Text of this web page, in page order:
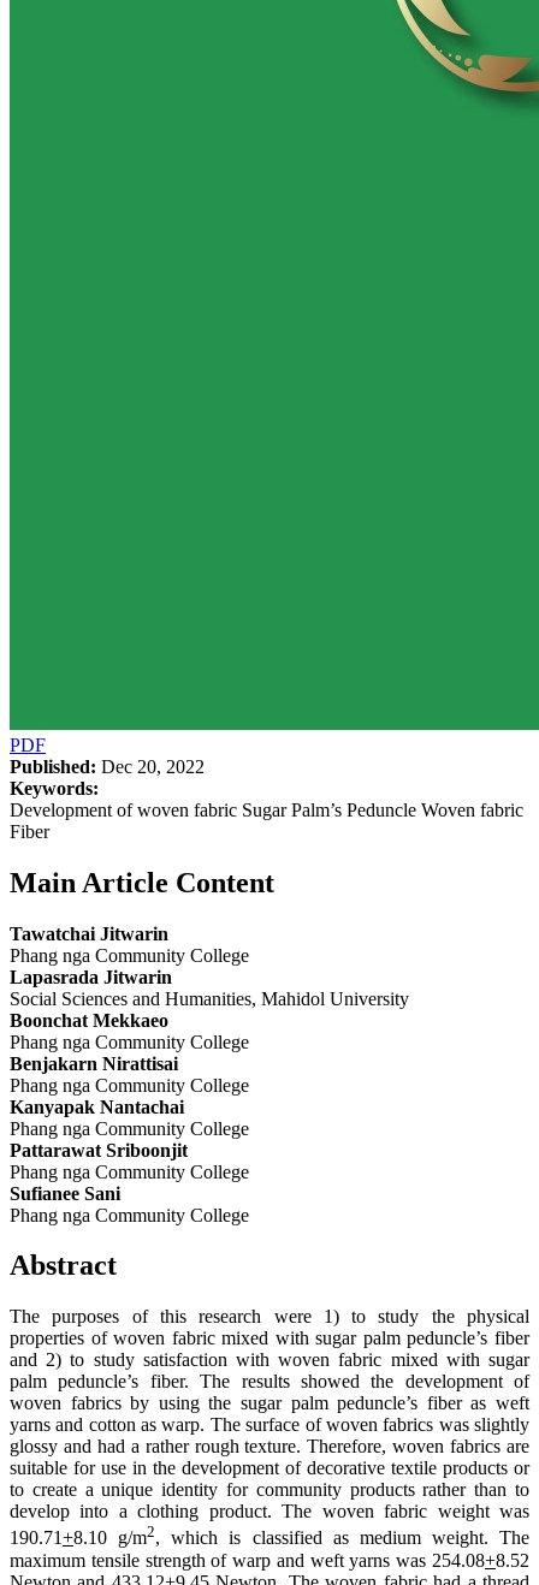
PDF
Published: Dec 20, 2022
Keywords:
Development of woven fabric Sugar Palm’s Peduncle Woven fabric
Fiber
Main Article Content
Tawatchai Jitwarin
Phang nga Community College
Lapasrada Jitwarin
Social Sciences and Humanities, Mahidol University
Boonchat Mekkaeo
Phang nga Community College
Benjakarn Nirattisai
Phang nga Community College
Kanyapak Nantachai
Phang nga Community College
Pattarawat Sriboonjit
Phang nga Community College
Sufianee Sani
Phang nga Community College
Abstract
The purposes of this research were 1) to study the physical
properties of woven fabric mixed with sugar palm peduncle’s fiber
and 2) to study satisfaction with woven fabric mixed with sugar
palm peduncle’s fiber. The results showed the development of
woven fabrics by using the sugar palm peduncle’s fiber as weft
yarns and cotton as warp. The surface of woven fabrics was slightly
glossy and had a rather rough texture. Therefore, woven fabrics are
suitable for use in the development of decorative textile products or
to create a unique identity for community products rather than to
develop into a clothing product. The woven fabric weight was
190.71+8.10 g/m2, which is classified as medium weight. The
maximum tensile strength of warp and weft yarns was 254.08+8.52